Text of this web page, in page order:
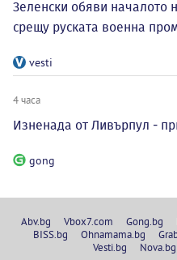
Зеленски обяви началото
срещу руската военна
vesti
4 часа
Изненада от Ливърпул -
gong
Abv.bg Vbox7.com Gong.bg
BISS.bg
Ohnamama.bg
Vesti.bg
Nova.bg